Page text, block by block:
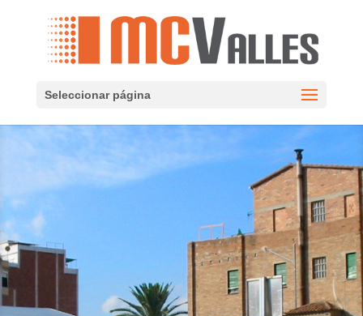
Seleccionar página